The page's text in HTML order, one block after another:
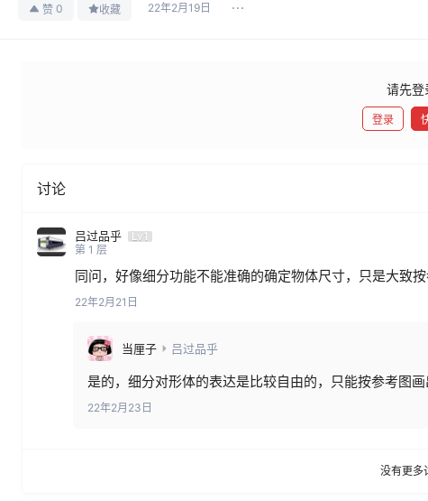
赞 0 收藏 22年2月19日
请先登
登录
讨论
吕过品乎
Lv1
第 1 层
同问，好像细分功能不能准确的确定物体尺寸，只是大致
22年2月21日
当厘子 吕过品乎
是的，细分对形体的表达是比较自由的，只能按参考图
22年2月23日
没有更多